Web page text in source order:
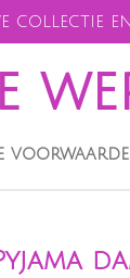
collectie